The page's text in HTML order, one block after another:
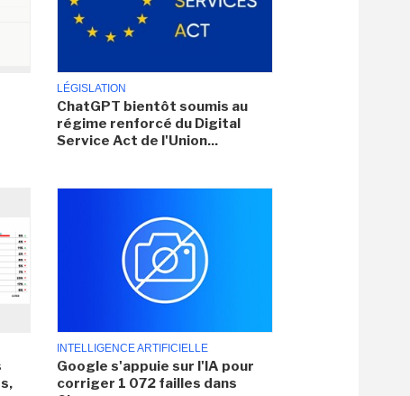
LÉGISLATION
ChatGPT bientôt soumis au
régime renforcé du Digital
Service Act de l'Union...
INTELLIGENCE ARTIFICIELLE
Google s'appuie sur l'IA pour
corriger 1 072 failles dans